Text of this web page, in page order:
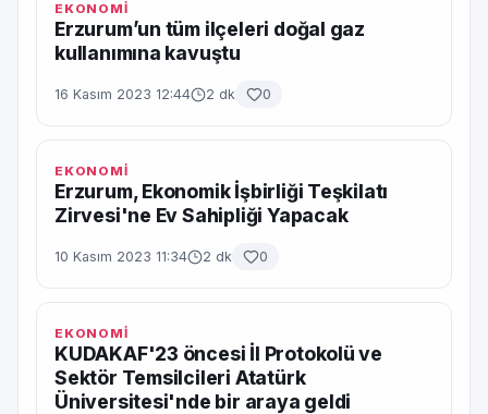
EKONOMİ
Erzurum’un tüm ilçeleri doğal gaz
kullanımına kavuştu
16 Kasım 2023 12:44 2 dk 0
EKONOMİ
Erzurum, Ekonomik İşbirliği Teşkilatı
Zirvesi'ne Ev Sahipliği Yapacak
10 Kasım 2023 11:34 2 dk 0
EKONOMİ
KUDAKAF'23 öncesi İl Protokolü ve
Sektör Temsilcileri Atatürk
Üniversitesi'nde bir araya geldi